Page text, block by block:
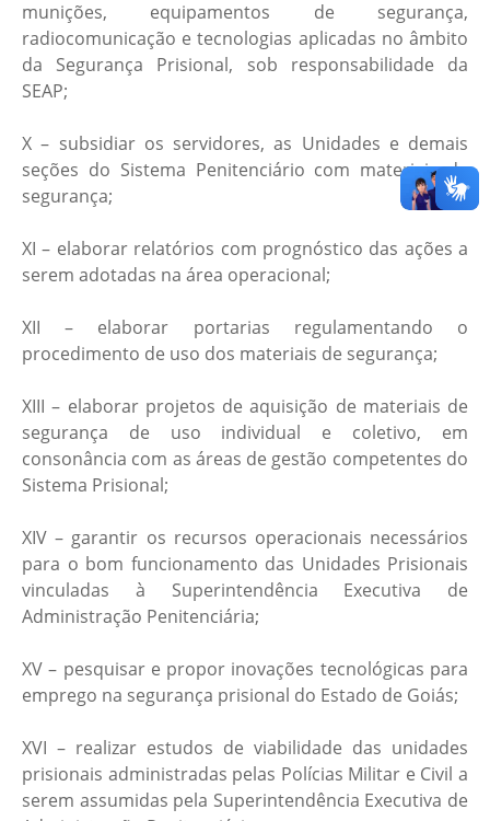
munições, equipamentos de segurança,
radiocomunicação e tecnologias aplicadas no âmbito
da Segurança Prisional, sob responsabilidade da
SEAP;
X – subsidiar os servidores, as Unidades e demais
seções do Sistema Penitenciário com materiais de
segurança;
XI – elaborar relatórios com prognóstico das ações a
serem adotadas na área operacional;
XII – elaborar portarias regulamentando o
procedimento de uso dos materiais de segurança;
XIII – elaborar projetos de aquisição de materiais de
segurança de uso individual e coletivo, em
consonância com as áreas de gestão competentes do
Sistema Prisional;
XIV – garantir os recursos operacionais necessários
para o bom funcionamento das Unidades Prisionais
vinculadas à Superintendência Executiva de
Administração Penitenciária;
XV – pesquisar e propor inovações tecnológicas para
emprego na segurança prisional do Estado de Goiás;
XVI – realizar estudos de viabilidade das unidades
prisionais administradas pelas Polícias Militar e Civil a
serem assumidas pela Superintendência Executiva de